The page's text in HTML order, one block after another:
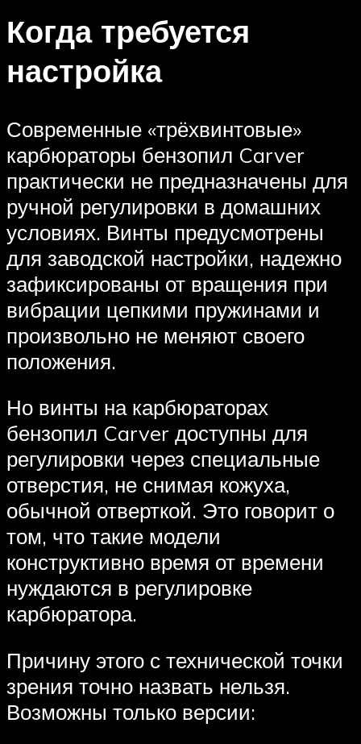
Когда требуется
настройка
Современные «трёхвинтовые»
карбюраторы бензопил Carver
практически не предназначены для
ручной регулировки в домашних
условиях. Винты предусмотрены
для заводской настройки, надежно
зафиксированы от вращения при
вибрации цепкими пружинами и
произвольно не меняют своего
положения.
Но винты на карбюраторах
бензопил Carver доступны для
регулировки через специальные
отверстия, не снимая кожуха,
обычной отверткой. Это говорит о
том, что такие модели
конструктивно время от времени
нуждаются в регулировке
карбюратора.
Причину этого с технической точки
зрения точно назвать нельзя.
Возможны только версии: